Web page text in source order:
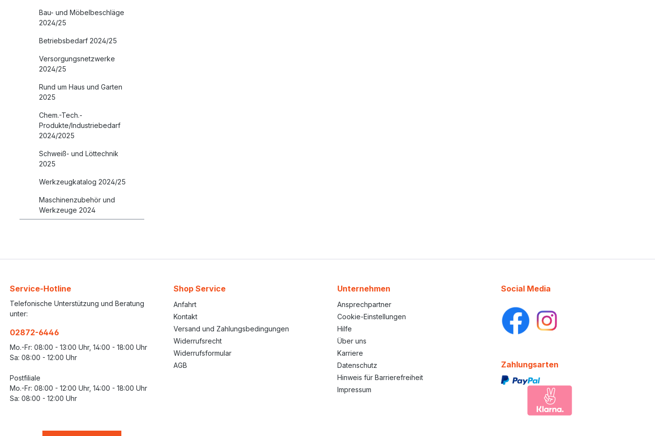
Bau- und Möbelbeschläge
2024/25
Betriebsbedarf 2024/25
Versorgungsnetzwerke
2024/25
Rund um Haus und Garten
2025
Chem.-Tech.-
Produkte/Industriebedarf
2024/2025
Schweiß- und Löttechnik
2025
Werkzeugkatalog 2024/25
Maschinenzubehör und
Werkzeuge 2024
Service-Hotline
Telefonische Unterstützung und Beratung
unter:
02872-6446
Mo.-Fr: 08:00 - 13:00 Uhr, 14:00 - 18:00 Uhr
Sa: 08:00 - 12:00 Uhr
Postfiliale
Mo.-Fr: 08:00 - 12:00 Uhr, 14:00 - 18:00 Uhr
Sa: 08:00 - 12:00 Uhr
Shop Service
Anfahrt
Kontakt
Versand und Zahlungsbedingungen
Widerrufsrecht
Widerrufsformular
AGB
Unternehmen
Ansprechpartner
Cookie-Einstellungen
Hilfe
Über uns
Karriere
Datenschutz
Hinweis für Barrierefreiheit
Impressum
Social Media
Zahlungsarten